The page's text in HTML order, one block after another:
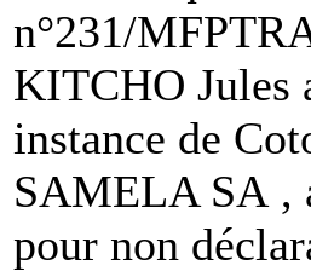
n°231/
KITCHO Jules
instance de
SAMELA SA ,
pour non